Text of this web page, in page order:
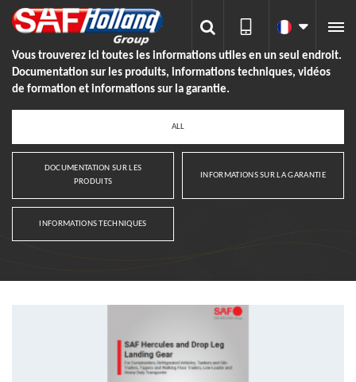

Vous trouverez ici toutes les informations utiles en un seul endroit.
Documentation sur les produits, informations techniques, vidéos
de formation et informations sur la garantie.
ALL
DOCUMENTATION SUR LES
PRODUITS
INFORMATIONS SUR LA GARANTIE
INFORMATIONS TECHNIQUES